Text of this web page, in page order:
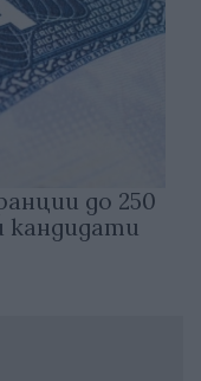
до 250
кандидати